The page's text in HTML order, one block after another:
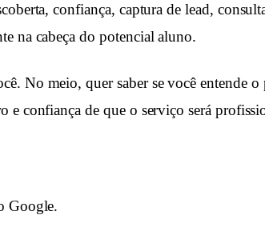
confiança, captura de lead,
na cabeça do potencial aluno.
No meio, quer saber se você entende
e confiança de que o serviço será
Google.